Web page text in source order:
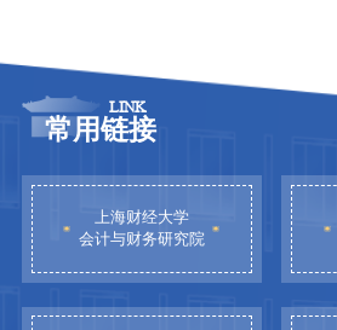
LINK
常用链接
上海财经大学
会计与财务研究院